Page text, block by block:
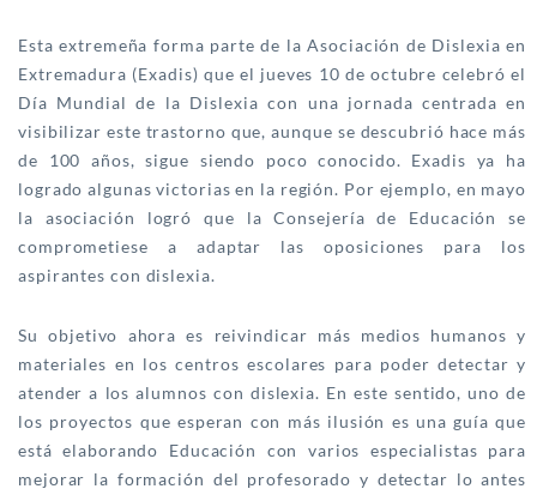
Esta extremeña forma parte de la Asociación de Dislexia en
Extremadura (Exadis) que el jueves 10 de octubre celebró el
Día Mundial de la Dislexia con una jornada centrada en
visibilizar este trastorno que, aunque se descubrió hace más
de 100 años, sigue siendo poco conocido. Exadis ya ha
logrado algunas victorias en la región. Por ejemplo, en mayo
la asociación logró que la Consejería de Educación se
comprometiese a adaptar las oposiciones para los
aspirantes con dislexia.
Su objetivo ahora es reivindicar más medios humanos y
materiales en los centros escolares para poder detectar y
atender a los alumnos con dislexia. En este sentido, uno de
los proyectos que esperan con más ilusión es una guía que
está elaborando Educación con varios especialistas para
mejorar la formación del profesorado y detectar lo antes